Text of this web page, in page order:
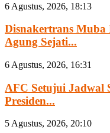
6 Agustus, 2026, 18:13
Disnakertrans Muba
Agung Sejati...
6 Agustus, 2026, 16:31
AFC Setujui Jadwal
Presiden...
5 Agustus, 2026, 20:10